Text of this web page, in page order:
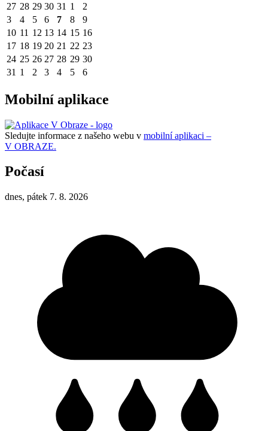
27 28 29 30 31 1
2
3
4 5 6 7 8
9
10 11 12 13 14 15 16
17 18 19 20 21 22 23
24 25 26 27 28 29 30
31 1 2 3 4 5 6
Mobilní aplikace
Sledujte informace z našeho webu v mobilní aplikaci –
V OBRAZE.
Počasí
dnes, pátek 7. 8. 2026